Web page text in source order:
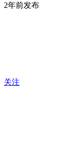
2年前发布
关注